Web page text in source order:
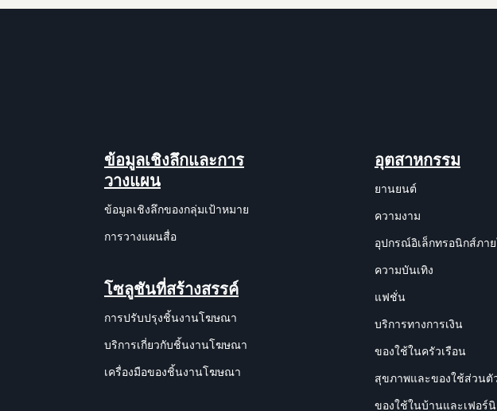
ข้อมูลเชิงลึกและการ
วางแผน
ข้อมูลเชิงลึกของกลุ่มเป้าหมาย
การวางแผนสื่อ
โซลูชันที่สร้างสรรค์
การปรับปรุงชิ้นงานโฆษณา
บริการเกี่ยวกับชิ้นงานโฆษณา
เครื่องมือของชิ้นงานโฆษณา
อุตสาหกรรม
ยานยนต์
ความงาม
อุปกรณ์อิเล็กทรอนิกส์ภา
ความบันเทิง
แฟชั่น
บริการทางการเงิน
ของใช้ในครัวเรือน
สุขภาพและของใช้ส่วนตั
ของใช้ในบ้านและเฟอร์นิ